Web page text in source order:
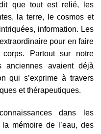
que tout est relié, les
la terre, le cosmos et
information. Les
pour en faire
corps. Partout sur notre
avaient déjà
qui s’exprime à travers
et thérapeutiques.
dans les
mémoire de l’eau, des